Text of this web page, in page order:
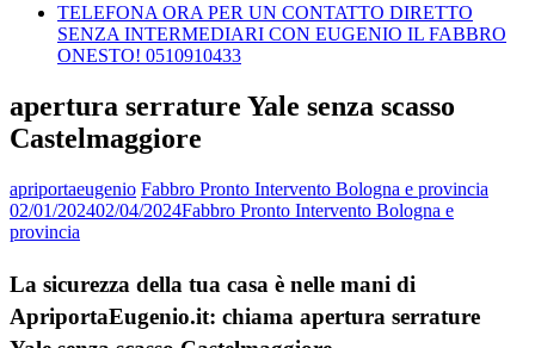
TELEFONA ORA PER UN CONTATTO DIRETTO
SENZA INTERMEDIARI CON EUGENIO IL FABBRO
ONESTO! 0510910433
apertura serrature Yale senza scasso
Castelmaggiore
apriportaeugenio Fabbro Pronto Intervento Bologna e provincia
02/01/202402/04/2024Fabbro Pronto Intervento Bologna e
provincia
La sicurezza della tua casa è nelle mani di
ApriportaEugenio.it: chiama apertura serrature